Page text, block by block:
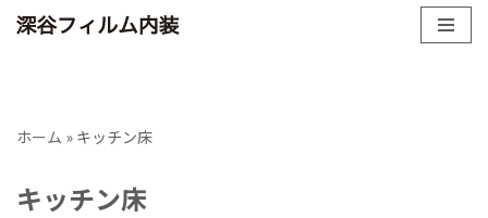
ン
へ
ホーム » キッチン床
キッチン床